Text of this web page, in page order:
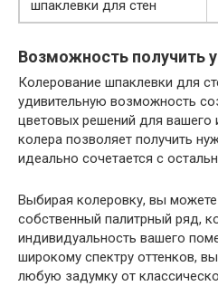
Возможность получить
Колерование шпаклевки для
удивительную возможность
цветовых решений для вашего
колера позволяет получить
идеально сочетается с
Выбирая колеровку, вы
собственный палитрный ряд,
индивидуальность вашего
широкому спектру оттенков,
любую задумку от